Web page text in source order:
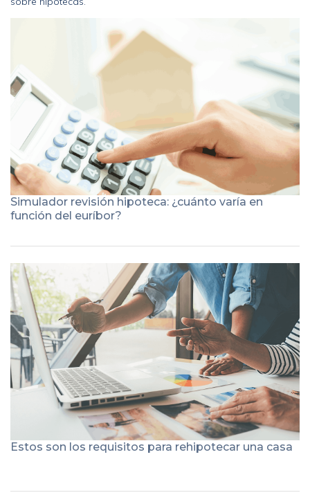
Simulador revisión hipoteca: ¿cuánto varía en
función del euríbor?
Estos son los requisitos para rehipotecar una casa